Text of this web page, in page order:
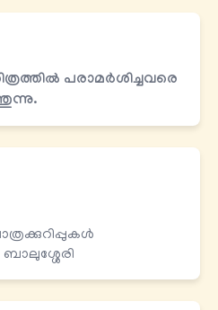
പരാമര്‍ശിച്ചവരെ